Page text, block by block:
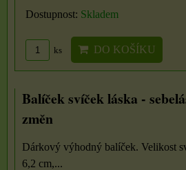
Dostupnost: Skladem
ks DO KOŠÍKU
Balíček svíček láska -
změn
Dárkový výhodný balíček. Velikost
6,2 cm,...